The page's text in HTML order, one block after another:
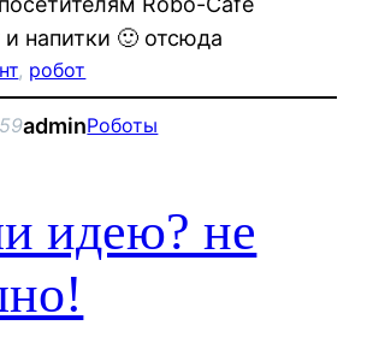
и напитки 🙂 отсюда
, робот
adminРоботы
идею? не